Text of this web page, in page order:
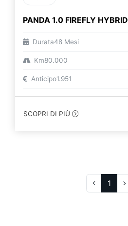
PANDA 1.0 FIREFLY HYBRID
Durata48 Mesi
Km80.000
Anticipo1.951
SCOPRI DI PIÙ
1